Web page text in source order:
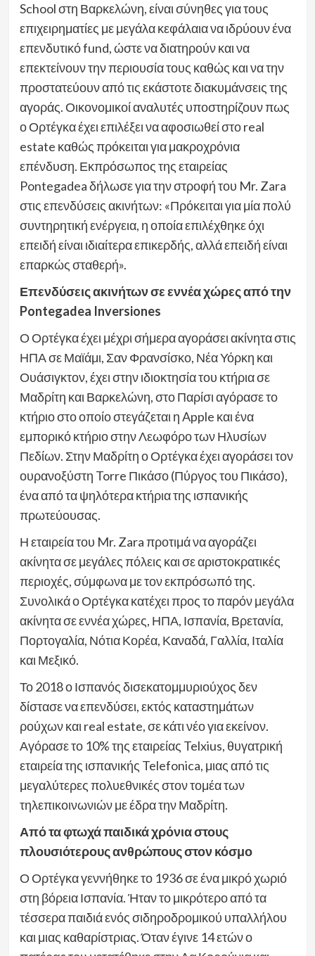
School στη Βαρκελώνη, είναι σύνηθες για τους
επιχειρηματίες με μεγάλα κεφάλαια να ιδρύουν ένα
επενδυτικό fund, ώστε να διατηρούν και να
επεκτείνουν την περιουσία τους καθώς και να την
προστατεύουν από τις εκάστοτε διακυμάνσεις της
αγοράς. Οικονομικοί αναλυτές υποστηρίζουν πως
ο Ορτέγκα έχει επιλέξει να αφοσιωθεί στο real
estate καθώς πρόκειται για μακροχρόνια
επένδυση. Εκπρόσωπος της εταιρείας
Pontegadea δήλωσε για την στροφή του Mr. Zara
στις επενδύσεις ακινήτων: «Πρόκειται για μία πολύ
συντηρητική ενέργεια, η οποία επιλέχθηκε όχι
επειδή είναι ιδιαίτερα επικερδής, αλλά επειδή είναι
επαρκώς σταθερή».
Επενδύσεις ακινήτων σε εννέα χώρες από την
Pontegadea Inversiones
Ο Ορτέγκα έχει μέχρι σήμερα αγοράσει ακίνητα στις
ΗΠΑ σε Μαϊάμι, Σαν Φρανσίσκο, Νέα Υόρκη και
Ουάσιγκτον, έχει στην ιδιοκτησία του κτήρια σε
Μαδρίτη και Βαρκελώνη, στο Παρίσι αγόρασε το
κτήριο στο οποίο στεγάζεται η Apple και ένα
εμπορικό κτήριο στην Λεωφόρο των Ηλυσίων
Πεδίων. Στην Μαδρίτη ο Ορτέγκα έχει αγοράσει τον
ουρανοξύστη Torre Πικάσο (Πύργος του Πικάσο),
ένα από τα ψηλότερα κτήρια της ισπανικής
πρωτεύουσας.
Η εταιρεία του Mr. Zara προτιμά να αγοράζει
ακίνητα σε μεγάλες πόλεις και σε αριστοκρατικές
περιοχές, σύμφωνα με τον εκπρόσωπό της.
Συνολικά ο Ορτέγκα κατέχει προς το παρόν μεγάλα
ακίνητα σε εννέα χώρες, ΗΠΑ, Ισπανία, Βρετανία,
Πορτογαλία, Νότια Κορέα, Καναδά, Γαλλία, Ιταλία
και Μεξικό.
Το 2018 ο Ισπανός δισεκατομμυριούχος δεν
δίστασε να επενδύσει, εκτός καταστημάτων
ρούχων και real estate, σε κάτι νέο για εκείνον.
Αγόρασε το 10% της εταιρείας Telxius, θυγατρική
εταιρεία της ισπανικής Telefonica, μιας από τις
μεγαλύτερες πολυεθνικές στον τομέα των
τηλεπικοινωνιών με έδρα την Μαδρίτη.
Από τα φτωχά παιδικά χρόνια στους
πλουσιότερους ανθρώπους στον κόσμο
Ο Ορτέγκα γεννήθηκε το 1936 σε ένα μικρό χωριό
στη βόρεια Ισπανία. Ήταν το μικρότερο από τα
τέσσερα παιδιά ενός σιδηροδρομικού υπαλλήλου
και μιας καθαρίστριας. Όταν έγινε 14 ετών ο